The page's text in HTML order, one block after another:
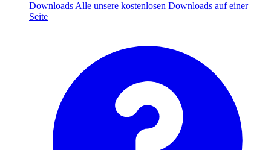
Downloads Alle unsere kostenlosen Downloads auf einer
Seite